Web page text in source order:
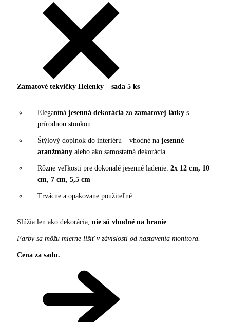
Zamatové tekvičky Helenky – sada 5 ks
Elegantná jesenná dekorácia zo zamatovej látky s
prírodnou stonkou
Štýlový doplnok do interiéru – vhodné na jesenné
aranžmány alebo ako samostatná dekorácia
Rôzne veľkosti pre dokonalé jesenné ladenie: 2x 12 cm, 10
cm, 7 cm, 5,5 cm
Trvácne a opakovane použiteľné
Slúžia len ako dekorácia, nie sú vhodné na hranie.
Farby sa môžu mierne líšiť v závislosti od nastavenia monitora.
Cena za sadu.